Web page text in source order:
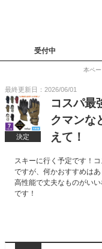
受付中
本ペ
最終更新日：2026/06/01
決定
コスパ最
クマンな
えて！
スキーに行く予定です！
ですが、何かおすすめは
高性能で丈夫なものがい
です！